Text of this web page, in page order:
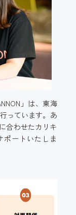
」は、東海
っています。あ
合わせたカリキ
ポートいたしま